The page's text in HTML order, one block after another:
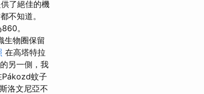
了絕佳的機
不知道。
。
生物圈保留
在高塔特拉
另一側，我
Pákozd蚊子
斯洛文尼亞不